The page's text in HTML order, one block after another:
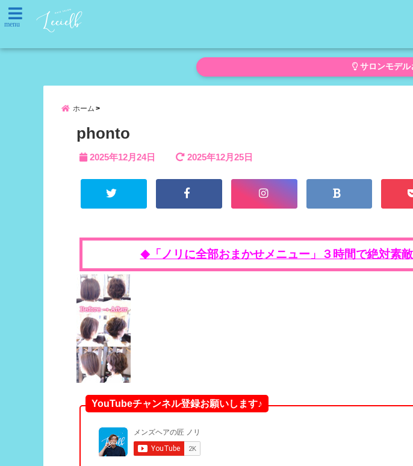
menu
サロンモデル
ホーム
phonto
2025年12月24日 2025年12月25日
◆「ノリに全部おまかせメニュー」３時間で絶対素
YouTubeチャンネル登録お願いします♪